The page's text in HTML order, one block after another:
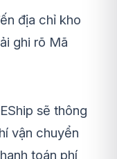
địa chỉ kho
ghi rõ Mã
sẽ thông
vận chuyển
toán phí